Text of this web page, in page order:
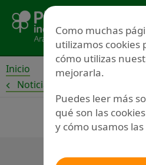
contenido
Inicio
Noticias
Como muchas
utilizamos cookies
cómo utilizas
mejorarla.
Puedes leer más
qué son las cookies
y cómo usamos